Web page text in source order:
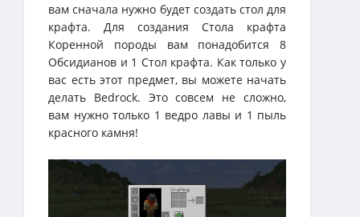
вам сначала нужно будет создать стол для
крафта. Для создания Стола крафта
Коренной породы вам понадобится 8
Обсидианов и 1 Стол крафта. Как только у
вас есть этот предмет, вы можете начать
делать Bedrock. Это совсем не сложно,
вам нужно только 1 ведро лавы и 1 пыль
красного камня!